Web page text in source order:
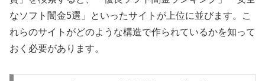
なソフト闇金5選」といったサイトが上位に並びます。こ
れらのサイトがどのような構造で作られているかを知って
おく必要があります。